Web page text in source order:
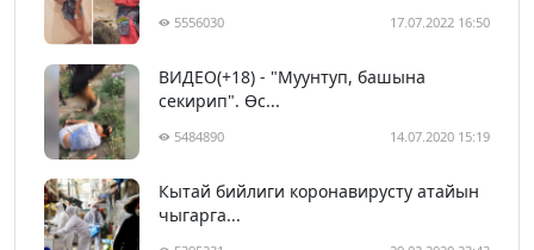
5556030 17.07.2022 16:50
ВИДЕО(+18) - "Муунтуп, башына
секирип". Өс...
5484890 14.07.2020 15:19
Кытай бийлиги коронавирусту атайын
чыгарга...